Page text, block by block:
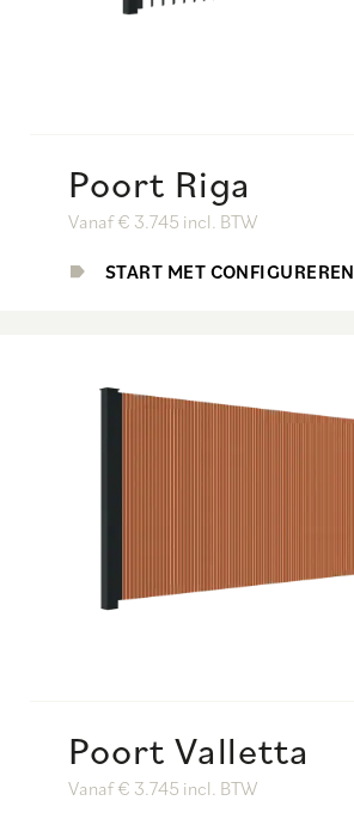
Poort Riga
Vanaf € 3.745 incl. BTW
START MET CONFIGUREREN
Poort Valletta
Vanaf € 3.745 incl. BTW